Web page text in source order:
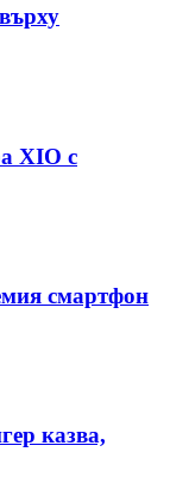
XIO с
смартфон
казва,